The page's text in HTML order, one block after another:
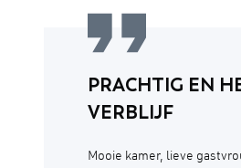
PRACHTIG EN
VERBLIJF
Mooie kamer, lieve